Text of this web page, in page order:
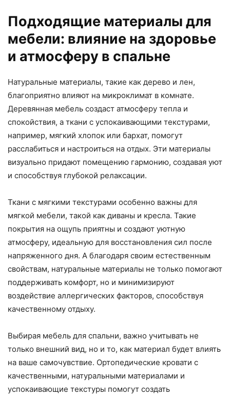
Подходящие материалы для
мебели: влияние на здоровье
и атмосферу в спальне
Натуральные материалы, такие как дерево и лен,
благоприятно влияют на микроклимат в комнате.
Деревянная мебель создаст атмосферу тепла и
спокойствия, а ткани с успокаивающими текстурами,
например, мягкий хлопок или бархат, помогут
расслабиться и настроиться на отдых. Эти материалы
визуально придают помещению гармонию, создавая уют
и способствуя глубокой релаксации.
Ткани с мягкими текстурами особенно важны для
мягкой мебели, такой как диваны и кресла. Такие
покрытия на ощупь приятны и создают уютную
атмосферу, идеальную для восстановления сил после
напряженного дня. А благодаря своим естественным
свойствам, натуральные материалы не только помогают
поддерживать комфорт, но и минимизируют
воздействие аллергических факторов, способствуя
качественному отдыху.
Выбирая мебель для спальни, важно учитывать не
только внешний вид, но и то, как материал будет влиять
на ваше самочувствие. Ортопедические кровати с
качественными, натуральными материалами и
успокаивающие текстуры помогут создать